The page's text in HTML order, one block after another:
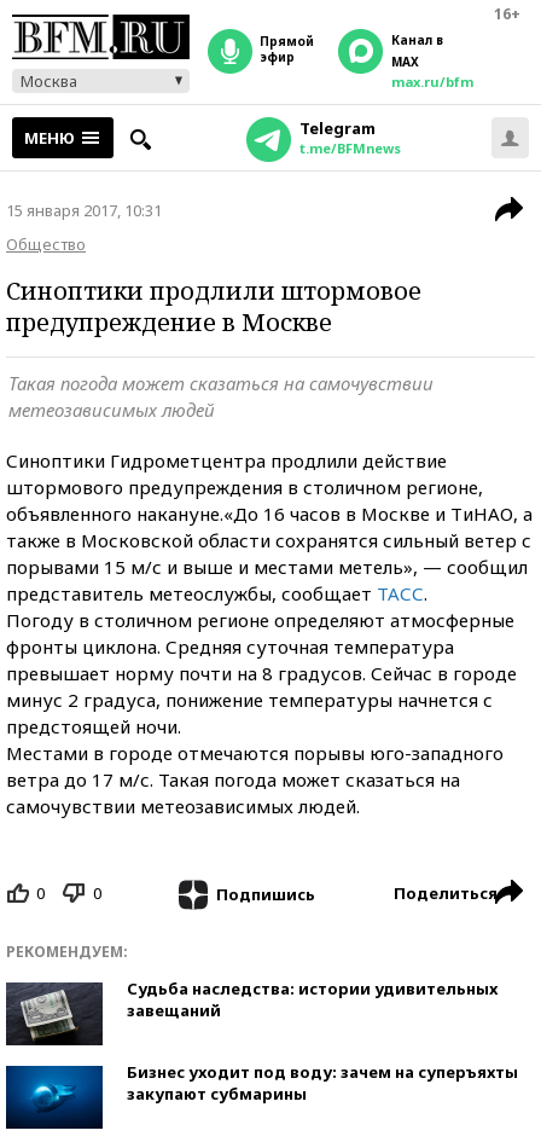
16+
Москва
прямой
эфир
Канал в
MAX
max.ru/bfm
МЕНЮ Telegram
t.me/BFMnews
15 января 2017, 10:31
Общество
Синоптики продлили штормовое
предупреждение в Москве
Такая погода может сказаться на самочувствии
метеозависимых людей
Синоптики Гидрометцентра продлили действие
штормового предупреждения в столичном регионе,
объявленного накануне.«До 16 часов в Москве и ТиНАО, а
также в Московской области сохранятся сильный ветер с
порывами 15 м/с и выше и местами метель», — сообщил
представитель метеослужбы, сообщает ТАСС.
Погоду в столичном регионе определяют атмосферные
фронты циклона. Средняя суточная температура
превышает норму почти на 8 градусов. Сейчас в городе
минус 2 градуса, понижение температуры начнется с
предстоящей ночи.
Местами в городе отмечаются порывы юго-западного
ветра до 17 м/с. Такая погода может сказаться на
самочувствии метеозависимых людей.
0 0 Подпишись Поделиться
РЕКОМЕНДУЕМ:
Судьба наследства: истории удивительных
завещаний
Бизнес уходит под воду: зачем на суперъяхты
закупают субмарины